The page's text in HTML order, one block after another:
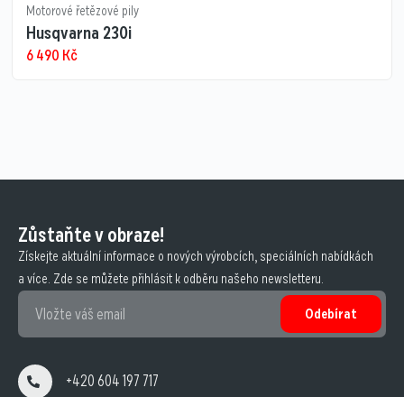
Motorové řetězové pily
Husqvarna 230i
6 490 Kč
Zůstaňte v obraze!
Získejte aktuální informace o nových výrobcích, speciálních nabídkách
a více. Zde se můžete přihlásit k odběru našeho newsletteru.
Odebírat
+420 604 197 717